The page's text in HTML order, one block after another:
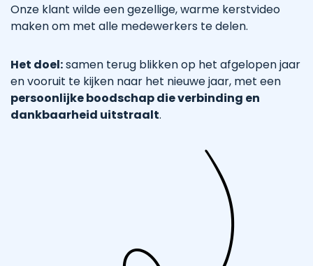
Onze klant wilde een gezellige, warme kerstvideo
maken om met alle medewerkers te delen.
Het doel:samen terug blikken op het afgelopen jaar
en vooruit te kijken naar het nieuwe jaar, met een
persoonlijke boodschap die verbinding en
dankbaarheid uitstraalt.